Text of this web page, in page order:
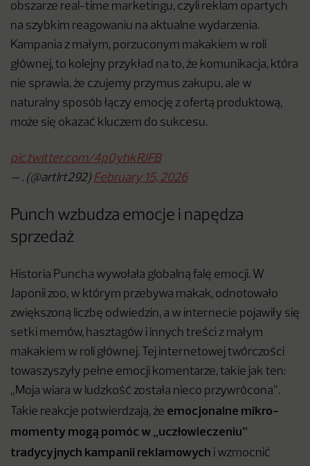
obszarze real-time marketingu, czyli reklam opartych
na szybkim reagowaniu na aktualne wydarzenia.
Kampania z małym, porzuconym makakiem w roli
głównej, to kolejny przykład na to, że komunikacja, która
nie sprawia, że czujemy przymus zakupu, ale w
naturalny sposób łączy emocję z ofertą produktową,
może się okazać kluczem do sukcesu.
pic.twitter.com/4p0yhkRJFB
— . (@artlrt292) February 15, 2026
Punch wzbudza emocje i napędza
sprzedaż
Historia Puncha wywołała globalną falę emocji. W
Japonii zoo, w którym przebywa makak, odnotowało
zwiększoną liczbę odwiedzin, a w internecie pojawiły się
setki memów, hasztagów i innych treści z małym
makakiem w roli głównej. Tej internetowej twórczości
towaszyszyły pełne emocji komentarze, takie jak ten:
„Moja wiara w ludzkość została nieco przywrócona”.
Takie reakcje potwierdzają, że emocjonalne mikro-
momenty mogą pomóc w „uczłowieczeniu”
tradycyjnych kampanii reklamowych i wzmocnić